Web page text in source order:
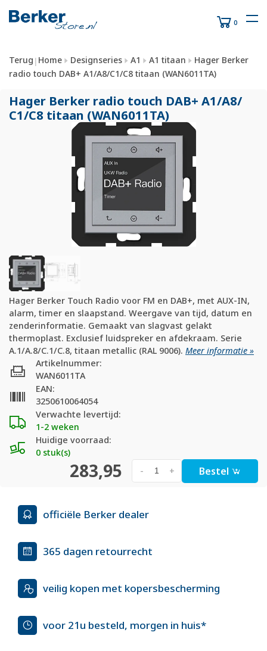
0
Terug | Home Designseries A1 A1 titaan
Hager Berker
radio touch DAB+ A1/A8/C1/C8 titaan (WAN6011TA)
Hager Berker radio touch DAB+ A1/A8/
C1/C8 titaan (WAN6011TA)
Hager Berker Touch Radio voor FM en DAB+, met AUX-IN,
alarm, timer en slaapstand. Weergave van tijd, datum en
zenderinformatie. Gemaakt van slagvast gelakt
thermoplast. Exclusief luidspreker en afdekraam. Serie
A.1/A.8/C.1/C.8, titaan metallic (RAL 9006). Meer informatie »
Verwachte levertijd:
1-2 weken
Huidige voorraad:
0 stuk(s)
Artikelnummer:
WAN6011TA
EAN:
3250610064054
283,95 +
- Bestel
officiële Berker dealer
365 dagen retourrecht
veilig kopen met kopersbescherming
voor 21u besteld, morgen in huis*